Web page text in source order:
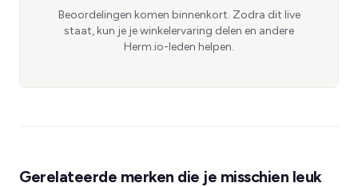
Beoordelingen komen binnenkort. Zodra dit live
staat, kun je je winkelervaring delen en andere
Herm.io-leden helpen.
Gerelateerde merken die je misschien leuk